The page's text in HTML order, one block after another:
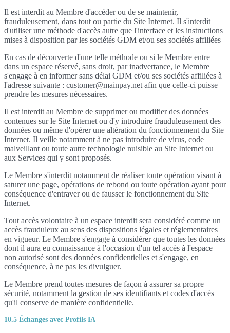
Il est interdit au Membre d'accéder ou de se maintenir,
frauduleusement, dans tout ou partie du Site Internet. Il s'interdit
d'utiliser une méthode d'accès autre que l'interface et les instructions
mises à disposition par les sociétés GDM et/ou ses sociétés affiliées
En cas de découverte d'une telle méthode ou si le Membre entre
dans un espace réservé, sans droit, par inadvertance, le Membre
s'engage à en informer sans délai GDM et/ou ses sociétés affiliées à
l'adresse suivante : customer@mainpay.net afin que celle-ci puisse
prendre les mesures nécessaires.
Il est interdit au Membre de supprimer ou modifier des données
contenues sur le Site Internet ou d'y introduire frauduleusement des
données ou même d'opérer une altération du fonctionnement du Site
Internet. Il veille notamment à ne pas introduire de virus, code
malveillant ou toute autre technologie nuisible au Site Internet ou
aux Services qui y sont proposés.
Le Membre s'interdit notamment de réaliser toute opération visant à
saturer une page, opérations de rebond ou toute opération ayant pour
conséquence d'entraver ou de fausser le fonctionnement du Site
Internet.
Tout accès volontaire à un espace interdit sera considéré comme un
accès frauduleux au sens des dispositions légales et réglementaires
en vigueur. Le Membre s'engage à considérer que toutes les données
dont il aura eu connaissance à l'occasion d'un tel accès à l'espace
non autorisé sont des données confidentielles et s'engage, en
conséquence, à ne pas les divulguer.
Le Membre prend toutes mesures de façon à assurer sa propre
sécurité, notamment la gestion de ses identifiants et codes d'accès
qu'il conserve de manière confidentielle.
10.5 Échanges avec Profils IA